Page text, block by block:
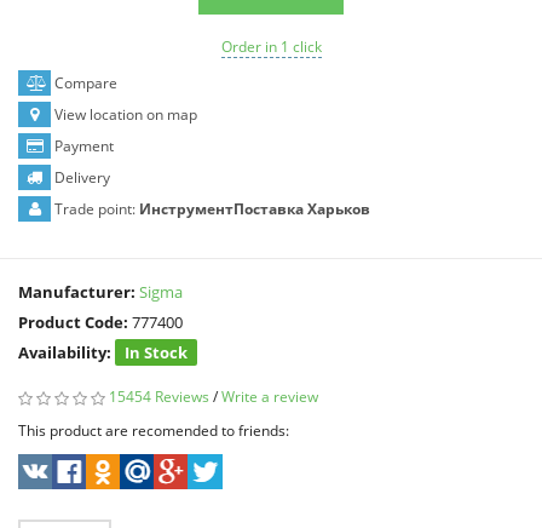
Order in 1 click
Compare
View location on map
Payment
Delivery
Trade point: ИнструментПоставка Харьков
Manufacturer: Sigma
Product Code: 777400
Availability:
In Stock
15454 Reviews /Write a review
This product are recomended to friends: